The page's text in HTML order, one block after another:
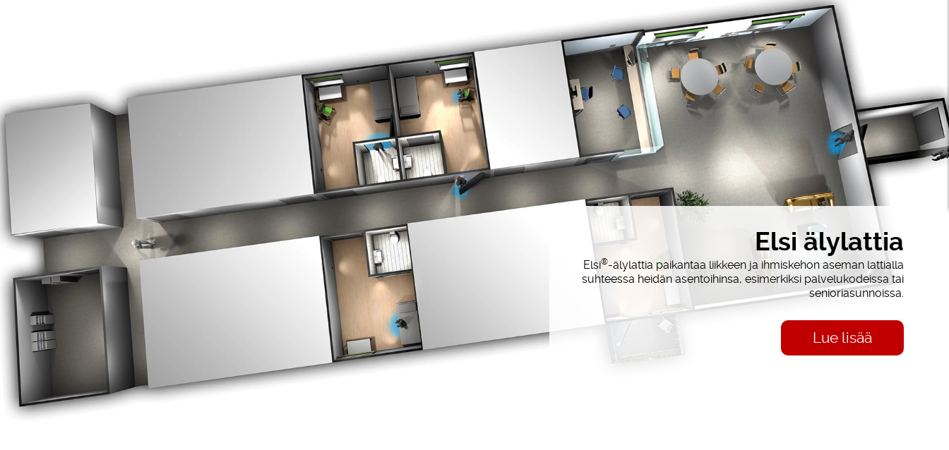
Elsi älylattia
Elsi®-älylattia paikantaa liikkeen ja ihmiskehon aseman lattialla
suhteessa heidän asentoihinsa, esimerkiksi palvelukodeissa tai
senioriasunnoissa.
Lue lisää